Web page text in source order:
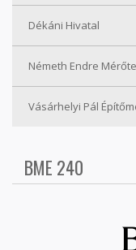
Dékáni Hivatal
Németh Endre
Vásárhelyi Pál
BME 240